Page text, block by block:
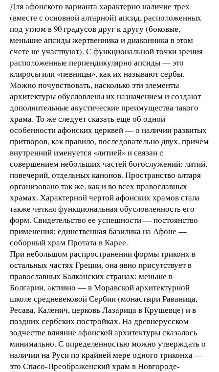
Для афонского варианта характерно наличие трех
(вместе с основной алтарной) апсид, расположенных
под углом в 90 градусов друг к другу (боковые,
меньшие апсиды жертвенника и диаконника в этом
счете не участвуют). С функциональной точки зрения
расположенные перпендикулярно апсиды — это
клиросы или «певницы», как их называют сербы.
Можно почувствовать, насколько эти элементы
архитектуры обусловлены их назначением и создают
дополнительные акустические преимущества такого
храма. То же следует сказать еще об одной
особенности афонских церквей — о наличии развитых
притворов, как правило, последовательно двух, причем
внутренний именуется «литией» и связан с
совершением небольших частей богослужений: литий,
повечерий, отдельных канонов. Пространство алтаря
организовано так же, как и во всех православных
храмах. Характерной чертой афонских храмов стала
также четкая функциональная обусловленность его
форм. Свидетельство ее успешности — постоянство
применения: единственная базилика на Афоне —
соборный храм Протата в Карее.
При небольшом распространении формы триконх в
остальных частях Греции, она явно присутствует в
православных Балканских странах: меньше в
Болгарии, активно — в Моравской архитектурной
школе средневековой Сербии (монастыри Раваница,
Ресава, Каленич, церковь Лазарица в Крушевце) и в
поздних сербских постройках. На древнерусском
зодчестве влияние афонской архитектуры сказалось
минимально. С определенностью можно утверждать о
наличии на Руси по крайней мере одного триконха —
это Спасо-Преображенский храм в Новгороде-